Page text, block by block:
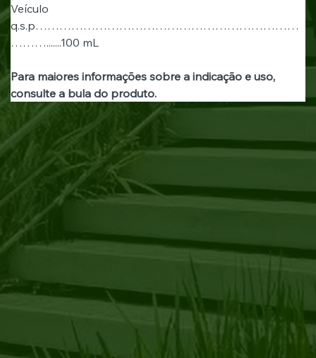
Veículo
q.s.p…………………………………………………………
……….......100 mL
Para maiores informações sobre a indicação e uso,
consulte a bula do produto.